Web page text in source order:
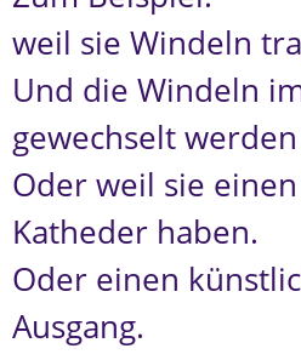
weil sie Windeln
Und die Windeln
gewechselt
Oder weil sie
Katheder haben.
Oder einen
Ausgang.